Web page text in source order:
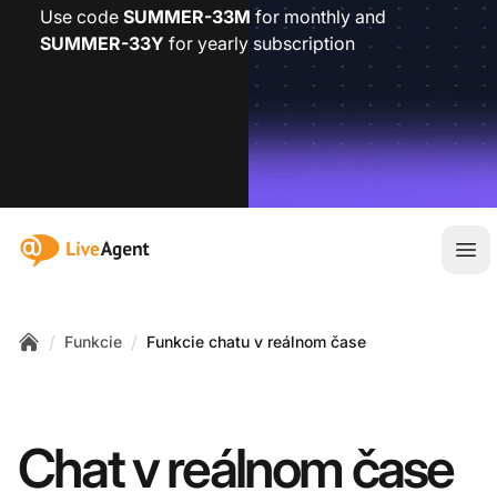
Use code SUMMER-33M for monthly and
SUMMER-33Y for yearly subscription
:site.title
/ Funkcie / Funkcie chatu v reálnom čase
Chat v reálnom čase